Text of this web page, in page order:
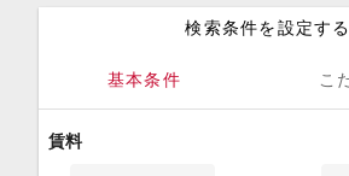
検索条件を設定する
基本条件 こ
賃料